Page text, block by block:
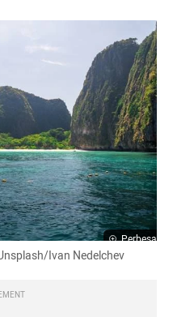
Perbesar
Ivan Nedelchev